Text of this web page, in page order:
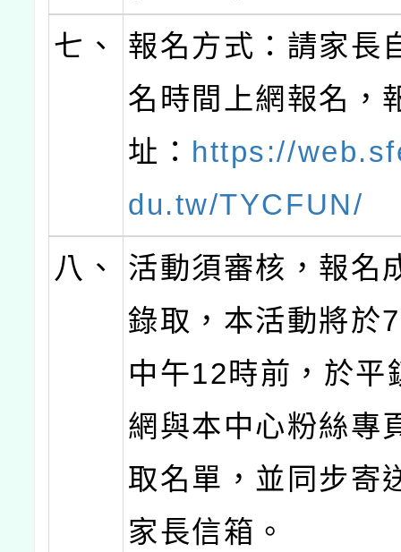
七、
報名方式：請家長
名時間上網報名，
址： https://
du.tw/TYCFUN/
八、
活動須審核，報名
錄取，本活動將於
中午12時前，於平
網與本中心粉絲專
取名單，並同步寄
家長信箱。